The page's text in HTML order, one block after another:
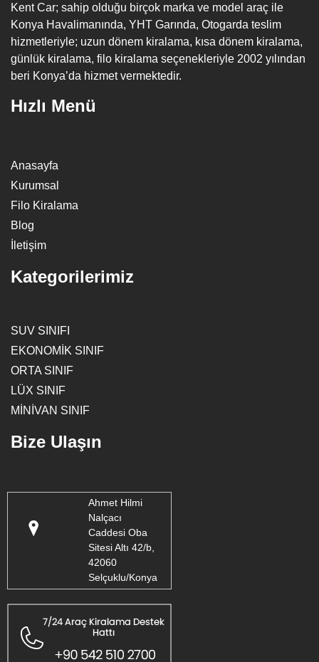
Kent Car; sahip olduğu birçok marka ve model araç ile
Konya Havalimanında, YHT Garında, Otogarda teslim
hizmetleriyle; uzun dönem kiralama, kısa dönem kiralama,
günlük kiralama, filo kiralama seçenekleriyle 2002 yılından
beri Konya’da hizmet vermektedir.
Hızlı Menü
Anasayfa
Kurumsal
Filo Kiralama
Blog
İletişim
Kategorilerimiz
SUV SINIFI
EKONOMİK SINIF
ORTA SINIF
LÜX SINIF
MİNİVAN SINIF
Bize Ulaşın
Ahmet Hilmi
Nalçacı
Caddesi Oba
Sitesi Altı 42/b,
42060
Selçuklu/Konya